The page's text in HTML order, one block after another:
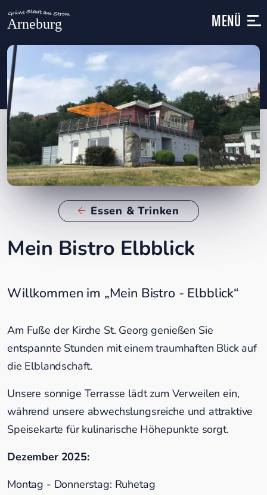
MENÜ
Essen & Trinken
Mein Bistro Elbblick
Willkommen im „Mein Bistro - Elbblick“
Am Fuße der Kirche St. Georg genießen Sie
entspannte Stunden mit einem traumhaften Blick auf
die Elblandschaft.
Unsere sonnige Terrasse lädt zum Verweilen ein,
während unsere abwechslungsreiche und attraktive
Speisekarte für kulinarische Höhepunkte sorgt.
Dezember 2025:
Montag - Donnerstag: Ruhetag